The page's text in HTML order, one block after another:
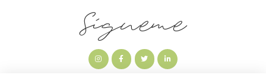
Sígueme